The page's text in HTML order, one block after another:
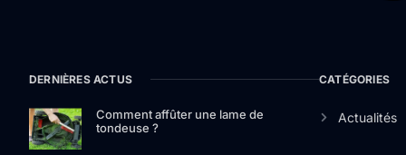
DERNIÈRES ACTUS
Comment affûter une lame de
tondeuse ?
CATÉGORIES
Actualités